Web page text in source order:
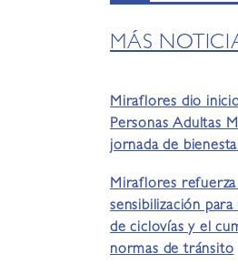
MÁS
Miraflores dio
Personas Adultas
jornada de
Miraflores refuerza
sensibilización
de ciclovías y el
normas de tránsito